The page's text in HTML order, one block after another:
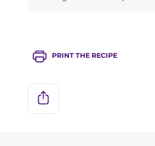
PRINT THE RECIPE